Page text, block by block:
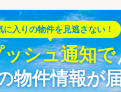
に入りの物件を見逃さない！
シュ通知で
物件情報が